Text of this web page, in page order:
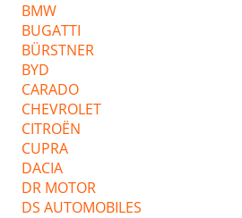
BMW
BUGATTI
BÜRSTNER
BYD
CARADO
CHEVROLET
CITROËN
CUPRA
DACIA
DR MOTOR
DS AUTOMOBILES